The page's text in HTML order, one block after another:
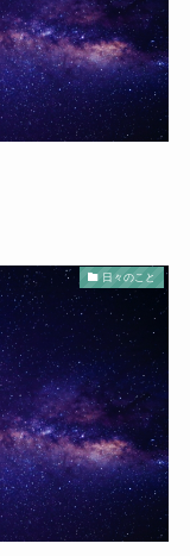
日々のこと